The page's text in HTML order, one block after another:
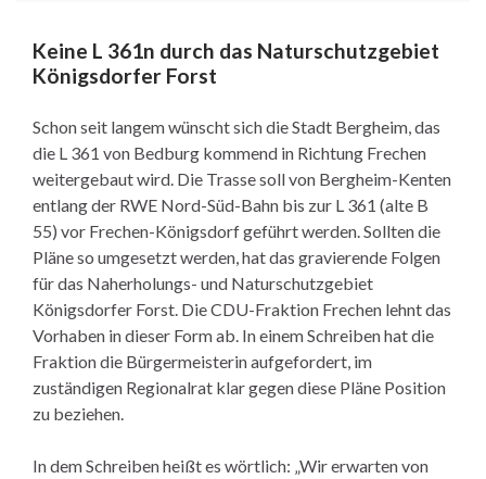
Keine L 361n durch das Naturschutzgebiet
Königsdorfer Forst
Schon seit langem wünscht sich die Stadt Bergheim, das
die L 361 von Bedburg kommend in Richtung Frechen
weitergebaut wird. Die Trasse soll von Bergheim-Kenten
entlang der RWE Nord-Süd-Bahn bis zur L 361 (alte B
55) vor Frechen-Königsdorf geführt werden. Sollten die
Pläne so umgesetzt werden, hat das gravierende Folgen
für das Naherholungs- und Naturschutzgebiet
Königsdorfer Forst. Die CDU-Fraktion Frechen lehnt das
Vorhaben in dieser Form ab. In einem Schreiben hat die
Fraktion die Bürgermeisterin aufgefordert, im
zuständigen Regionalrat klar gegen diese Pläne Position
zu beziehen.
In dem Schreiben heißt es wörtlich: „Wir erwarten von